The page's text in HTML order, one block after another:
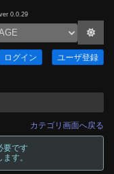
ver 0.0.29
ログイン ユーザ登録
カテゴリ画面へ戻る
要です
す。